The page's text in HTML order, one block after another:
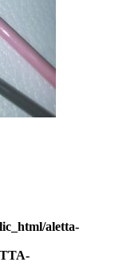
aletta-